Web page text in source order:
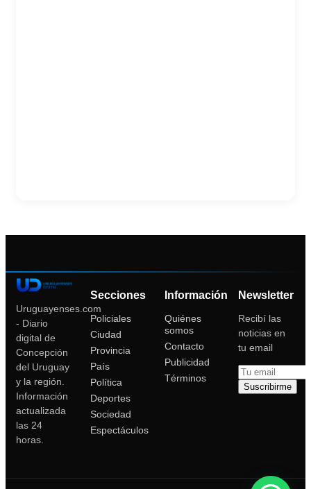
Uruguayenses.com
- Diario
digital de
Concepción
del Uruguay
y la región.
Información
actualizada
las 24
horas.
Secciones
Policiales
Ciudad
Provincia
País
Política
Deportes
Sociedad
Espectáculos
Información
Quiénes
somos
Contacto
Publicidad
Términos
Newsletter
Recibí las
noticias en
tu email
Suscribirme